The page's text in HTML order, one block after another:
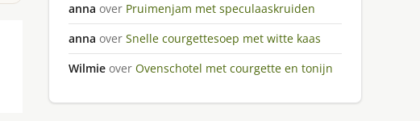
anna over Pruimenjam met speculaaskruiden
anna over Snelle courgettesoep met witte kaas
Wilmie over Ovenschotel met courgette en tonijn